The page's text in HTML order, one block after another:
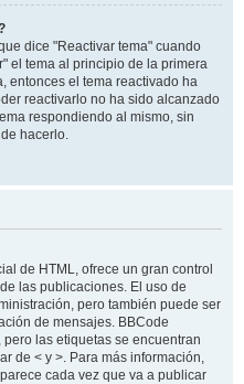
dice "Reactivar tema" cuando
el tema al principio de la primera
entonces el tema reactivado ha
reactivarlo no ha sido alcanzado
respondiendo al mismo, sin
hacerlo.
de HTML, ofrece un gran control
las publicaciones. El uso de
pero también puede ser
de mensajes. BBCode
las etiquetas se encuentran
de < y >. Para más información,
cada vez que va a publicar